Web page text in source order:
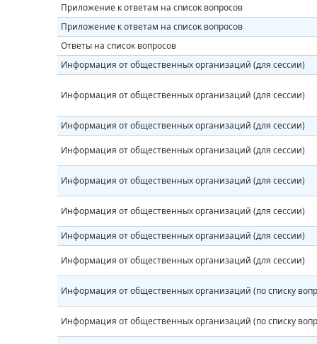
Приложение к ответам на список вопросов
Приложение к ответам на список вопросов
Ответы на список вопросов
Информация от общественных организаций (для сессии)
Информация от общественных организаций (для сессии)
Информация от общественных организаций (для сессии)
Информация от общественных организаций (для сессии)
Информация от общественных организаций (для сессии)
Информация от общественных организаций (для сессии)
Информация от общественных организаций (для сессии)
Информация от общественных организаций (для сессии)
Информация от общественных организаций (по списку
Информация от общественных организаций (по списку